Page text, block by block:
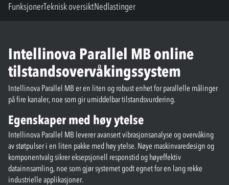
FunksjonerTeknisk oversiktNedlastinger
Intellinova Parallel MB online
tilstandsovervåkingssystem
Intellinova Parallel MB er en liten og robust enhet for parallelle målinger
på fire kanaler, noe som gir umiddelbar tilstandsvurdering.
Egenskaper med høy ytelse
Intellinova Parallel MB leverer avansert vibrasjonsanalyse og overvåking
av støtpulser i en liten pakke med høy ytelse. Nøye maskinvaredesign og
komponentvalg sikrer eksepsjonell responstid og høyeffektiv
datainnsamling, noe som gjør systemet godt egnet for en lang rekke
industrielle applikasjoner.